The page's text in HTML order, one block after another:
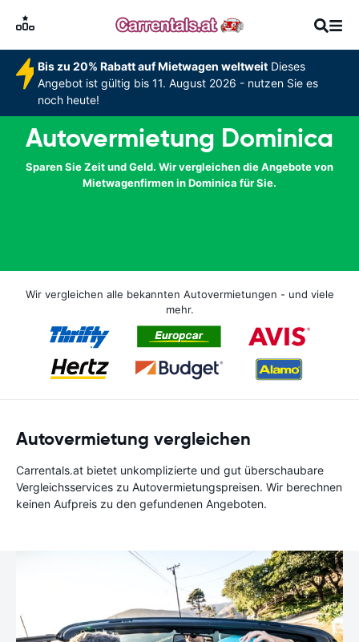
Bis zu 20% Rabatt auf Mietwagen weltweitDieses
Angebot ist gültig bis 11. August 2026 - nutzen Sie es
noch heute!
Autovermietung Dominica
Sparen Sie Zeit und Geld. Wir vergleichen die Angebote von
Mietwagenfirmen in Dominica für Sie.
Wir vergleichen alle bekannten Autovermietungen - und viele
mehr.
Autovermietung vergleichen
Carrentals.at bietet unkomplizierte und gut überschaubare
Vergleichsservices zu Autovermietungspreisen. Wir berechnen
keinen Aufpreis zu den gefundenen Angeboten.